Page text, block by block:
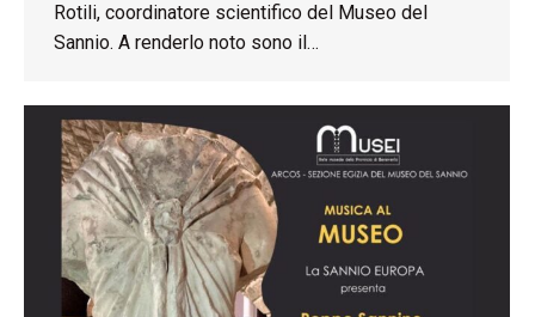
Rotili, coordinatore scientifico del Museo del
Sannio. A renderlo noto sono il…